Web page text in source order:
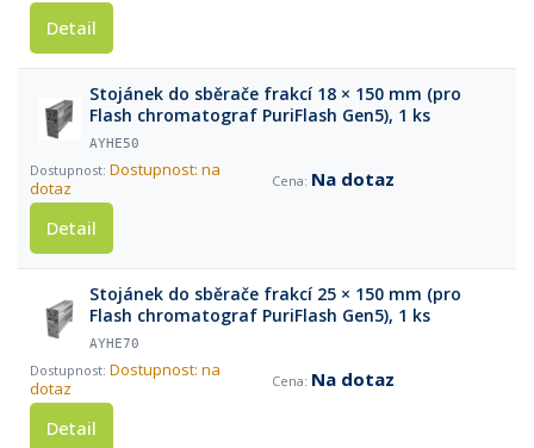
Detail
Stojánek do sběrače frakcí 18 × 150 mm (pro
Flash chromatograf PuriFlash Gen5), 1 ks
AYHE50
Dostupnost: na
dotaz
Na dotaz
Detail
Stojánek do sběrače frakcí 25 × 150 mm (pro
Flash chromatograf PuriFlash Gen5), 1 ks
AYHE70
Dostupnost: na
dotaz
Na dotaz
Detail